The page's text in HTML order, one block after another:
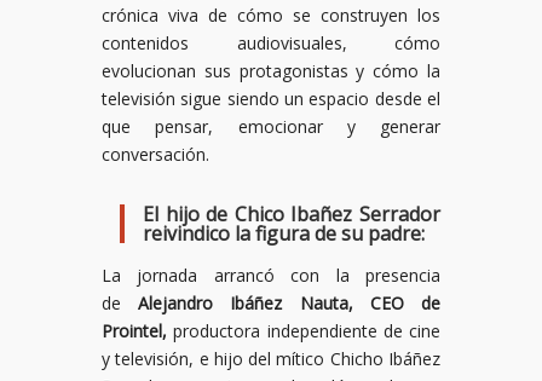
crónica viva de cómo se construyen los
contenidos audiovisuales, cómo
evolucionan sus protagonistas y cómo la
televisión sigue siendo un espacio desde el
que pensar, emocionar y generar
conversación.
El hijo de Chico Ibañez Serrador
reivindico la figura de su padre:
La jornada arrancó con la presencia
deAlejandro Ibáñez Nauta, CEO de
Prointel, productora independiente de cine
y televisión, e hijo del mítico Chicho Ibáñez